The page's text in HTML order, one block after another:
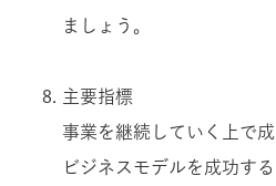
ましょう。
主要指標
事業を継続していく上で
ビジネスモデルを成功す